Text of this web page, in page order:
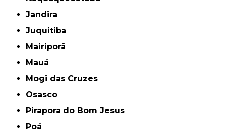
Jandira
Juquitiba
Mairiporã
Mauá
Mogi das Cruzes
Osasco
Pirapora do Bom Jesus
Poá